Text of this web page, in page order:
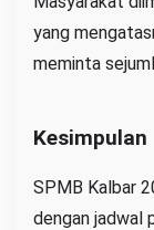
yang
meminta
Kesimpulan
SPMB Kalbar
dengan jadwal